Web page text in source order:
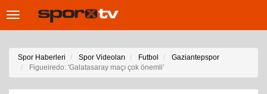
Toggle
Spor Haberleri Spor Videoları Futbol
Gaziantepspor
Figueiredo: 'Galatasaray maçı çok önemli'